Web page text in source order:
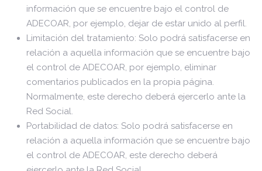
información que se encuentre bajo el control de
ADECOAR, por ejemplo, dejar de estar unido al perfil.
Limitación del tratamiento: Solo podrá satisfacerse en
relación a aquella información que se encuentre bajo
el control de ADECOAR, por ejemplo, eliminar
comentarios publicados en la propia página.
Normalmente, este derecho deberá ejercerlo ante la
Red Social.
Portabilidad de datos: Solo podrá satisfacerse en
relación a aquella información que se encuentre bajo
el control de ADECOAR, este derecho deberá